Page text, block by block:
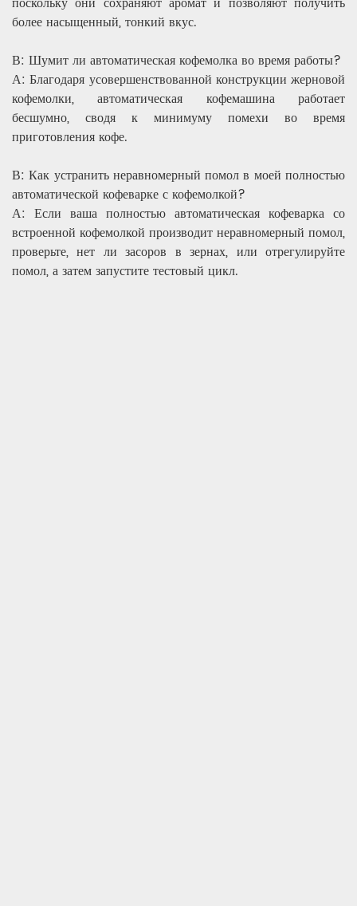
более насыщенный, тонкий вкус.
В: Шумит ли автоматическая кофемолка во время работы?
А: Благодаря усовершенствованной конструкции жерновой
кофемолки, автоматическая кофемашина работает
бесшумно, сводя к минимуму помехи во время
приготовления кофе.
В: Как устранить неравномерный помол в моей полностью
автоматической кофеварке с кофемолкой?
А: Если ваша полностью автоматическая кофеварка со
встроенной кофемолкой производит неравномерный помол,
проверьте, нет ли засоров в зернах, или отрегулируйте
помол, а затем запустите тестовый цикл.